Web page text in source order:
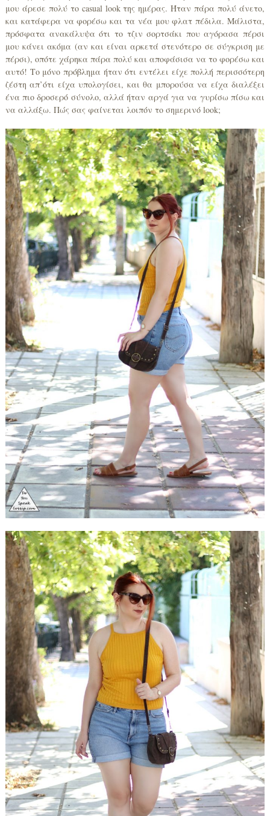
μου άρεσε πολύ το casual look της ημέρας. Ήταν πάρα πολύ άνετο,
και κατάφερα να φορέσω και τα νέα μου φλατ πέδιλα. Μάλιστα,
πρόσφατα ανακάλυψα ότι το τζιν σορτσάκι που αγόρασα πέρσι
μου κάνει ακόμα (αν και είναι αρκετά στενότερο σε σύγκριση με
πέρσι), οπότε χάρηκα πάρα πολύ και αποφάσισα να το φορέσω και
αυτό! Το μόνο πρόβλημα ήταν ότι εντέλει είχε πολλή περισσότερη
ζέστη απ’ότι είχα υπολογίσει, και θα μπορούσα να είχα διαλέξει
ένα πιο δροσερό σύνολο, αλλά ήταν αργά για να γυρίσω πίσω και
να αλλάξω. Πώς σας φαίνεται λοιπόν το σημερινό look;